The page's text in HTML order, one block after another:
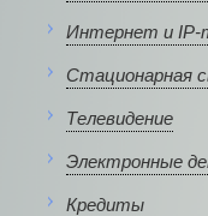
Интернет и IP-
Стационарная
Телевидение
Электронные
Кредиты